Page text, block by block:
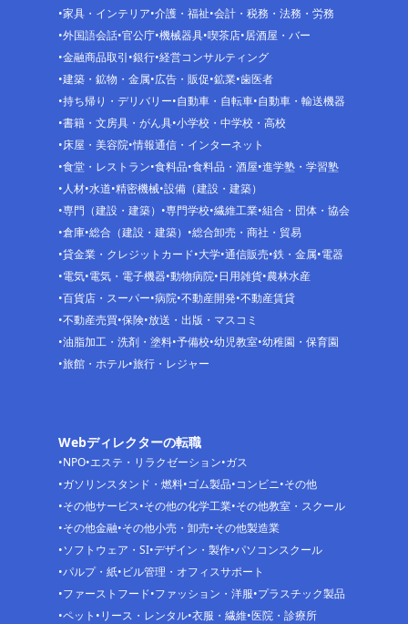
家具・インテリア 介護・福祉 会計・税務・法務・労務
外国語会話 官公庁 機械器具 喫茶店 居酒屋・バー
金融商品取引 銀行 経営コンサルティング
建築・鉱物・金属 広告・販促 鉱業 歯医者
持ち帰り・デリバリー 自動車・自転車 自動車・輸送機器
書籍・文房具・がん具 小学校・中学校・高校
床屋・美容院 情報通信・インターネット
食堂・レストラン 食料品 食料品・酒屋 進学塾・学習塾
人材 水道 精密機械 設備（建設・建築）
専門（建設・建築）
専門学校 繊維工業 組合・団体・協会
倉庫 総合（建設・建築）
総合卸売・商社・貿易
貸金業・クレジットカード 大学 通信販売 鉄・金属 電器
電気 電気・電子機器 動物病院 日用雑貨 農林水産
百貨店・スーパー 病院 不動産開発 不動産賃貸
不動産売買 保険 放送・出版・マスコミ
油脂加工・洗剤・塗料 予備校 幼児教室 幼稚園・保育園
旅館・ホテル 旅行・レジャー
Webディレクターの転職
NPO エステ・リラクゼーション ガス
ガソリンスタンド・燃料 ゴム製品 コンビニ その他
その他サービス その他の化学工業 その他教室・スクール
その他金融 その他小売・卸売 その他製造業
ソフトウェア・SI デザイン・製作 パソコンスクール
パルプ・紙 ビル管理・オフィスサポート
ファーストフード ファッション・洋服 プラスチック製品
ペット リース・レンタル 衣服・繊維 医院・診療所